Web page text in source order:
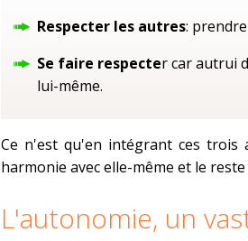
Respecter les autres:
Se faire respecter car autrui
lui-même.
Ce n'est qu'en intégrant ces trois
harmonie avec elle-même et le
L'autonomie, un